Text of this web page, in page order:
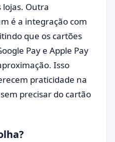
Outra
é a integração com
que os cartões
Pay e Apple Pay
Isso
praticidade na
precisar do cartão